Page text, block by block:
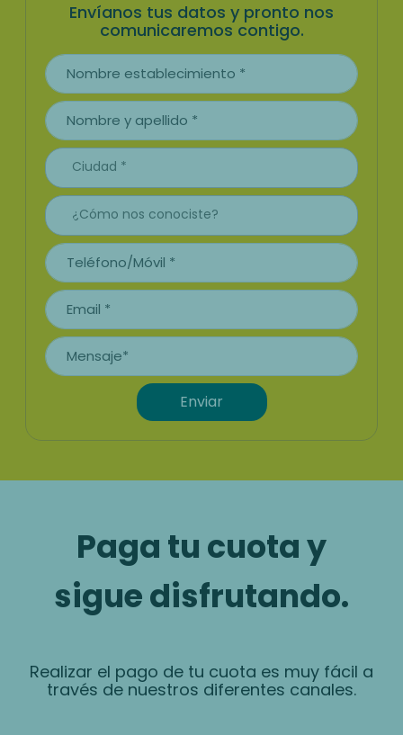
Envíanos tus datos y pronto nos
comunicaremos contigo.
Enviar
Paga tu cuota y
sigue disfrutando.
Realizar el pago de tu cuota es muy fácil a
través de nuestros diferentes canales.